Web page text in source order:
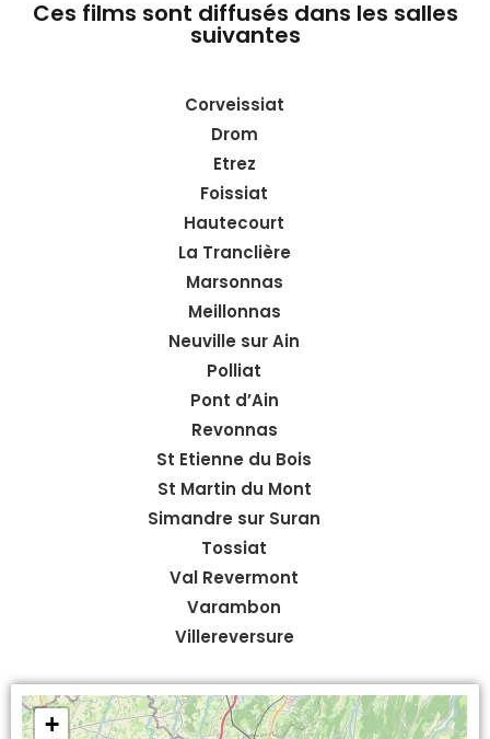
Ces films sont diffusés dans les salles
suivantes
Corveissiat
Drom
Etrez
Foissiat
Hautecourt
La Tranclière
Marsonnas
Meillonnas
Neuville sur Ain
Polliat
Pont d’Ain
Revonnas
St Etienne du Bois
St Martin du Mont
Simandre sur Suran
Tossiat
Val Revermont
Varambon
Villereversure
+